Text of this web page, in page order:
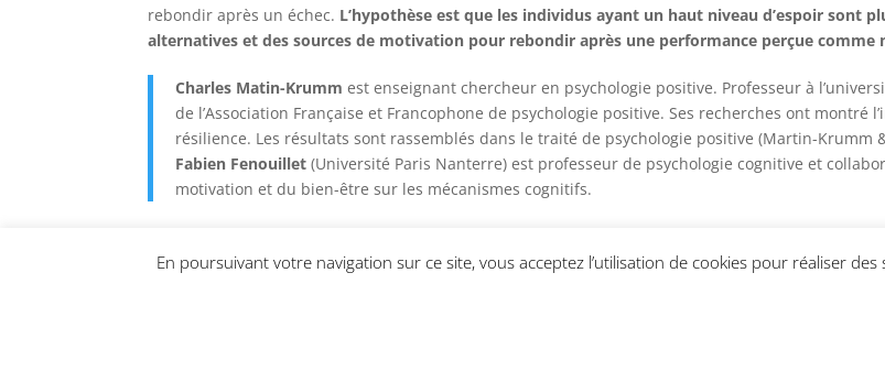
rebondir après un échec. L’hypothèse est que les individus ayant un haut niveau d’espoir sont
alternatives et des sources de motivation pour rebondir après une performance perçue comme
Charles Matin-Krumm est enseignant chercheur en psychologie positive. Professeur à
de l’Association Française et Francophone de psychologie positive. Ses recherches ont montré
résilience. Les résultats sont rassemblés dans le traité de psychologie positive (Martin-Krumm
Fabien Fenouillet (Université Paris Nanterre) est professeur de psychologie cognitive et
motivation et du bien-être sur les mécanismes cognitifs.
En poursuivant votre navigation sur ce site, vous acceptez l’utilisation de cookies pour réaliser des